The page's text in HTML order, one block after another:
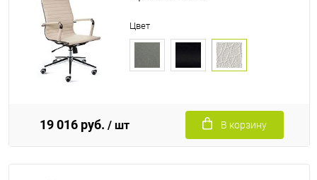
Цвет
19 016 руб. / шт В корзину